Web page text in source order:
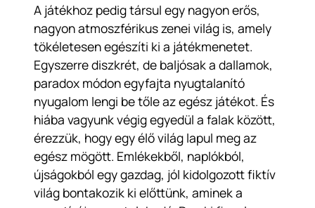
A játékhoz pedig társul egy nagyon erős,
nagyon atmoszférikus zenei világ is, amely
tökéletesen egészíti ki a játékmenetet.
Egyszerre diszkrét, de baljósak a dallamok,
paradox módon egyfajta nyugtalanító
nyugalom lengi be tőle az egész játékot. És
hiába vagyunk végig egyedül a falak között,
érezzük, hogy egy élő világ lapul meg az
egész mögött. Emlékekből, naplókból,
újságokból egy gazdag, jól kidolgozott fiktív
világ bontakozik ki előttünk, aminek a